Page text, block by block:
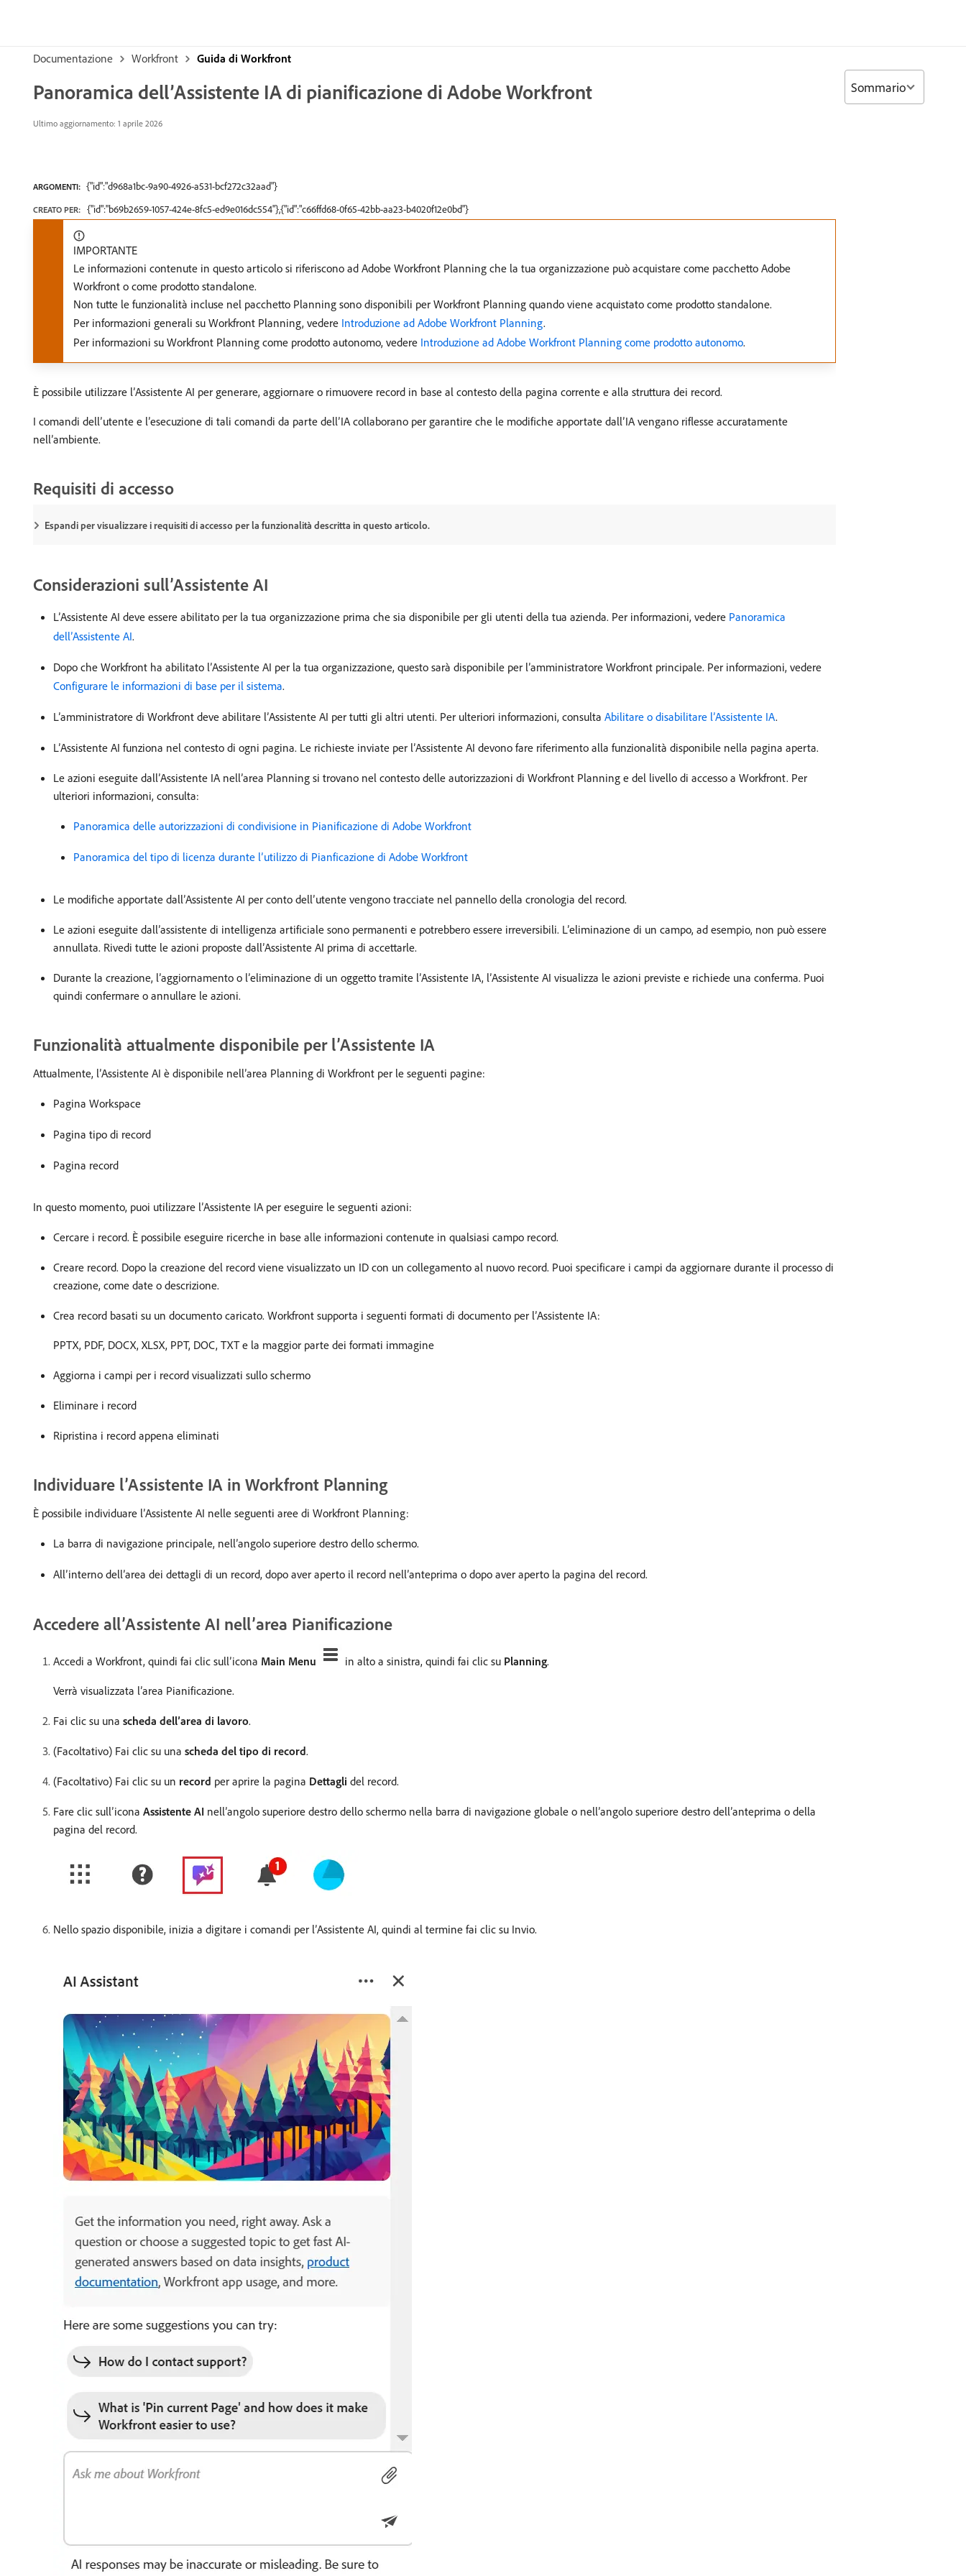
Documentazione Workfront Guida di Workfront
Panoramica dell’Assistente IA di pianificazione di Adobe Workfront
Ultimo aggiornamento: 1 aprile 2026
ARGOMENTI: {"id":"d968a1bc-9a90-4926-a531-bcf272c32aad"}
CREATO PER: {"id":"b69b2659-1057-424e-8fc5-ed9e016dc554"},{"id":"c66ffd68-0f65-42bb-aa23-b4020f12e0bd"}
IMPORTANTE
Le informazioni contenute in questo articolo si riferiscono ad Adobe Workfront Planning che la tua organizzazione può acquistare come pacchetto Adobe
Workfront o come prodotto standalone.
Non tutte le funzionalità incluse nel pacchetto Planning sono disponibili per Workfront Planning quando viene acquistato come prodotto standalone.
Per informazioni generali su Workfront Planning, vedere Introduzione ad Adobe Workfront Planning.
Per informazioni su Workfront Planning come prodotto autonomo, vedere Introduzione ad Adobe Workfront Planning come prodotto autonomo.
È possibile utilizzare l’Assistente AI per generare, aggiornare o rimuovere record in base al contesto della pagina corrente e alla struttura dei record.
I comandi dell’utente e l’esecuzione di tali comandi da parte dell’IA collaborano per garantire che le modifiche apportate dall’IA vengano riflesse accuratamente
nell’ambiente.
Requisiti di accesso
Espandi per visualizzare i requisiti di accesso per la funzionalità descritta in questo articolo.
Considerazioni sull’Assistente AI
L’Assistente AI deve essere abilitato per la tua organizzazione prima che sia disponibile per gli utenti della tua azienda. Per informazioni, vedere Panoramica
dell’Assistente AI.
Dopo che Workfront ha abilitato l’Assistente AI per la tua organizzazione, questo sarà disponibile per l’amministratore Workfront principale. Per informazioni, vedere
Configurare le informazioni di base per il sistema.
L’amministratore di Workfront deve abilitare l’Assistente AI per tutti gli altri utenti. Per ulteriori informazioni, consulta Abilitare o disabilitare l’Assistente IA.
L’Assistente AI funziona nel contesto di ogni pagina. Le richieste inviate per l’Assistente AI devono fare riferimento alla funzionalità disponibile nella pagina aperta.
Le azioni eseguite dall’Assistente IA nell’area Planning si trovano nel contesto delle autorizzazioni di Workfront Planning e del livello di accesso a Workfront. Per
ulteriori informazioni, consulta:
Panoramica delle autorizzazioni di condivisione in Pianificazione di Adobe Workfront
Panoramica del tipo di licenza durante l’utilizzo di Pianficazione di Adobe Workfront
Le modifiche apportate dall’Assistente AI per conto dell’utente vengono tracciate nel pannello della cronologia del record.
Le azioni eseguite dall’assistente di intelligenza artificiale sono permanenti e potrebbero essere irreversibili. L’eliminazione di un campo, ad esempio, non può essere
annullata. Rivedi tutte le azioni proposte dall’Assistente AI prima di accettarle.
Durante la creazione, l’aggiornamento o l’eliminazione di un oggetto tramite l’Assistente IA, l’Assistente AI visualizza le azioni previste e richiede una conferma. Puoi
quindi confermare o annullare le azioni.
Funzionalità attualmente disponibile per l’Assistente IA
Attualmente, l’Assistente AI è disponibile nell’area Planning di Workfront per le seguenti pagine:
Pagina Workspace
Pagina tipo di record
Pagina record
In questo momento, puoi utilizzare l’Assistente IA per eseguire le seguenti azioni:
Cercare i record. È possibile eseguire ricerche in base alle informazioni contenute in qualsiasi campo record.
Creare record. Dopo la creazione del record viene visualizzato un ID con un collegamento al nuovo record. Puoi specificare i campi da aggiornare durante il processo di
creazione, come date o descrizione.
Crea record basati su un documento caricato. Workfront supporta i seguenti formati di documento per l’Assistente IA:
PPTX, PDF, DOCX, XLSX, PPT, DOC, TXT e la maggior parte dei formati immagine
Aggiorna i campi per i record visualizzati sullo schermo
Eliminare i record
Ripristina i record appena eliminati
Individuare l’Assistente IA in Workfront Planning
È possibile individuare l’Assistente AI nelle seguenti aree di Workfront Planning:
La barra di navigazione principale, nell’angolo superiore destro dello schermo.
All’interno dell’area dei dettagli di un record, dopo aver aperto il record nell’anteprima o dopo aver aperto la pagina del record.
Accedere all’Assistente AI nell’area Pianificazione
Accedi a Workfront, quindi fai clic sull’icona Main Menu in alto a sinistra, quindi fai clic su Planning.
Verrà visualizzata l’area Pianificazione.
Fai clic su una scheda dell’area di lavoro.
(Facoltativo) Fai clic su una scheda del tipo di record.
(Facoltativo) Fai clic su un record per aprire la pagina Dettagli del record.
Fare clic sull’icona Assistente AI nell’angolo superiore destro dello schermo nella barra di navigazione globale o nell’angolo superiore destro dell’anteprima o della
pagina del record.
Nello spazio disponibile, inizia a digitare i comandi per l’Assistente AI, quindi al termine fai clic su Invio.
Sommario